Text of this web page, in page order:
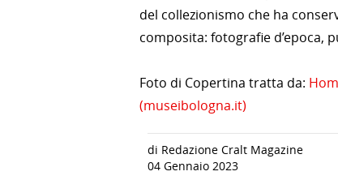
del collezionismo che ha
composita: fotografie d’epoca,
Foto di Copertina tratta da:
(museibologna.it)
di Redazione Cralt Magazine
04 Gennaio 2023